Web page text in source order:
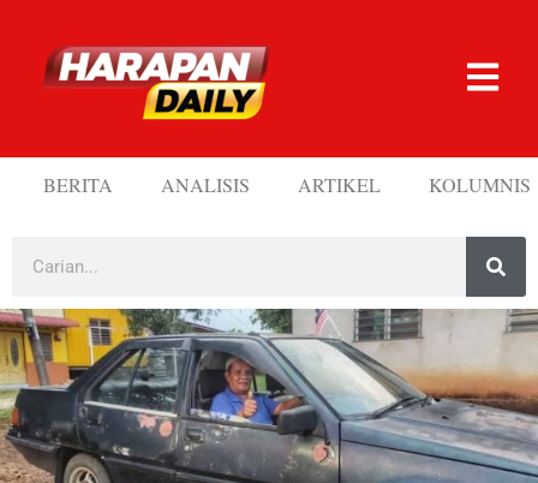
BERITA ANALISIS ARTIKEL KOLUMNIS